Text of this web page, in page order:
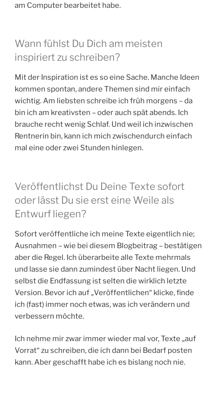
am Computer bearbeitet habe.
Wann fühlst Du Dich am meisten
inspiriert zu schreiben?
Mit der Inspiration ist es so eine Sache. Manche Ideen
kommen spontan, andere Themen sind mir einfach
wichtig. Am liebsten schreibe ich früh morgens – da
bin ich am kreativsten – oder auch spät abends. Ich
brauche recht wenig Schlaf. Und weil ich inzwischen
Rentnerin bin, kann ich mich zwischendurch einfach
mal eine oder zwei Stunden hinlegen.
Veröffentlichst Du Deine Texte sofort
oder lässt Du sie erst eine Weile als
Entwurf liegen?
Sofort veröffentliche ich meine Texte eigentlich nie;
Ausnahmen – wie bei diesem Blogbeitrag – bestätigen
aber die Regel. Ich überarbeite alle Texte mehrmals
und lasse sie dann zumindest über Nacht liegen. Und
selbst die Endfassung ist selten die wirklich letzte
Version. Bevor ich auf „Veröffentlichen“ klicke, finde
ich (fast) immer noch etwas, was ich verändern und
verbessern möchte.
Ich nehme mir zwar immer wieder mal vor, Texte „auf
Vorrat“ zu schreiben, die ich dann bei Bedarf posten
kann. Aber geschafft habe ich es bislang noch nie.